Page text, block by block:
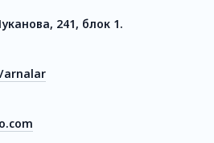
241, блок 1.
arnalar